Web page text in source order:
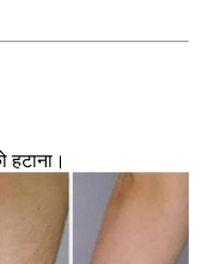
हटाना।